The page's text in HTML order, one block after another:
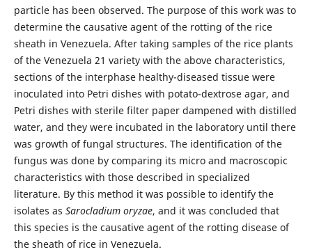
particle has been observed. The purpose of this work was to
determine the causative agent of the rotting of the rice
sheath in Venezuela. After taking samples of the rice plants
of the Venezuela 21 variety with the above characteristics,
sections of the interphase healthy-diseased tissue were
inoculated into Petri dishes with potato-dextrose agar, and
Petri dishes with sterile filter paper dampened with distilled
water, and they were incubated in the laboratory until there
was growth of fungal structures. The identification of the
fungus was done by comparing its micro and macroscopic
characteristics with those described in specialized
literature. By this method it was possible to identify the
isolates as Sarocladium oryzae, and it was concluded that
this species is the causative agent of the rotting disease of
the sheath of rice in Venezuela.